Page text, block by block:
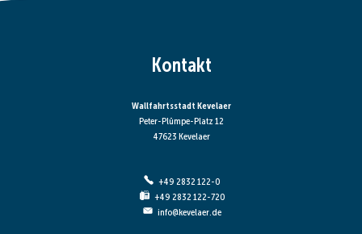
Kontakt
Wallfahrtsstadt Kevelaer
Peter-Plümpe-Platz 12
47623 Kevelaer
+49 2832 122-0
+49 2832 122-720
info@kevelaer.de